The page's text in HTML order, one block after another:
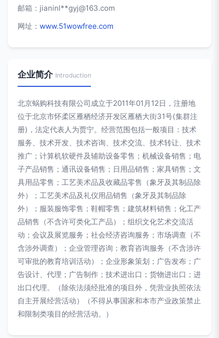
邮箱：jianinl**gyj@163.com
网址： www.51wowfree.com
企业简介 Introduction
北京蜗购科技有限公司成立于2011年01月12日，注册地
位于北京市怀柔区雁栖经济开发区雁栖大街31号(集群注
册)，法定代表人为贾宁。经营范围包括一般项目：技术
服务、技术开发、技术咨询、技术交流、技术转让、技术
推广；计算机软硬件及辅助设备零售；机械设备销售；电
子产品销售；通讯设备销售；日用品销售；家具销售；文
具用品零售；工艺美术品及收藏品零售（象牙及其制品除
外）；工艺美术品及礼仪用品销售（象牙及其制品除
外）；服装服饰零售；鞋帽零售；建筑材料销售；化工产
品销售（不含许可类化工产品）；组织文化艺术交流活
动；会议及展览服务；社会经济咨询服务；市场调查（不
含涉外调查）；企业管理咨询；教育咨询服务（不含涉许
可审批的教育培训活动）；企业形象策划；广告发布；广
告设计、代理；广告制作；技术进出口；货物进出口；进
出口代理。（除依法须经批准的项目外，凭营业执照依法
自主开展经营活动）（不得从事国家和本市产业政策禁止
和限制类项目的经营活动。）